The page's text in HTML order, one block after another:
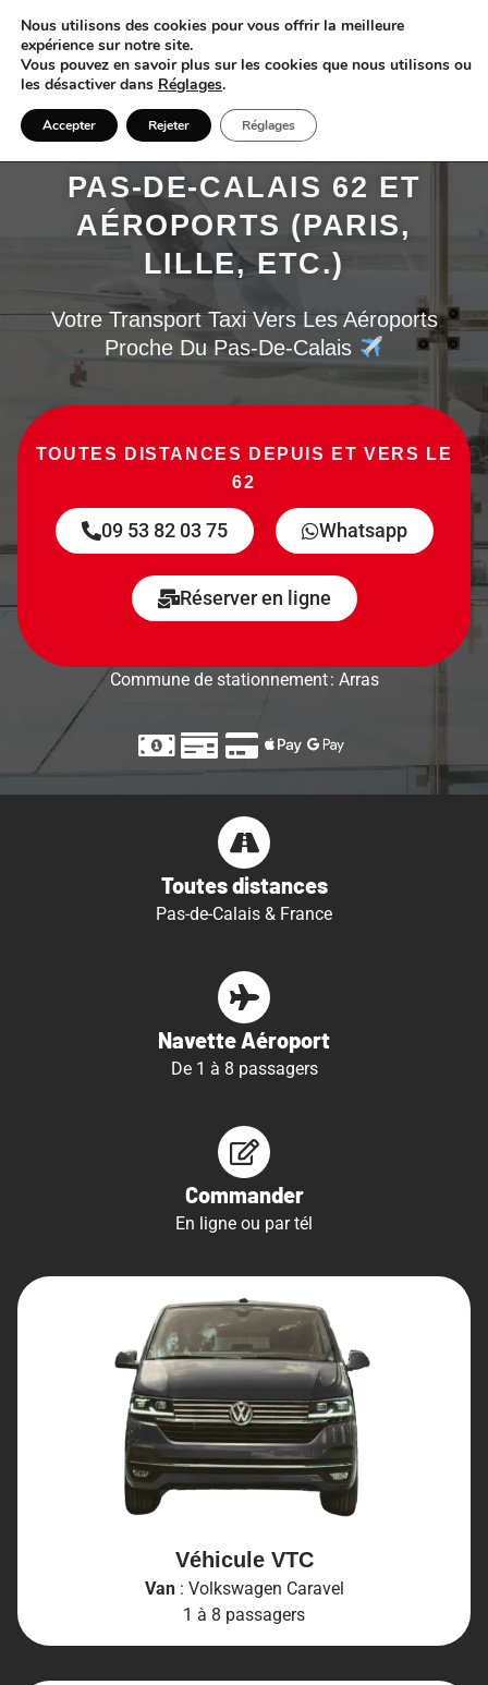
NAVETTE TAXI ENTRE
PAS-DE-CALAIS 62 ET
AÉROPORTS (PARIS,
LILLE, ETC.)
Votre Transport Taxi Vers Les Aéroports
Proche Du Pas-De-Calais
TOUTES DISTANCES DEPUIS ET VERS LE
62
09 53 82 03 75 Whatsapp
Réserver en ligne
Commune de stationnement : Arras
Toutes distances
Pas-de-Calais & France
Navette Aéroport
De 1 à 8 passagers
Commander
En ligne ou par tél
Véhicule VTC
Van: Volkswagen Caravel
1 à 8 passagers
Nous utilisons des cookies pour vous offrir la meilleure
expérience sur notre site.
Vous pouvez en savoir plus sur les cookies que nous utilisons ou
les désactiver dans Réglages.
Accepter Rejeter Réglages